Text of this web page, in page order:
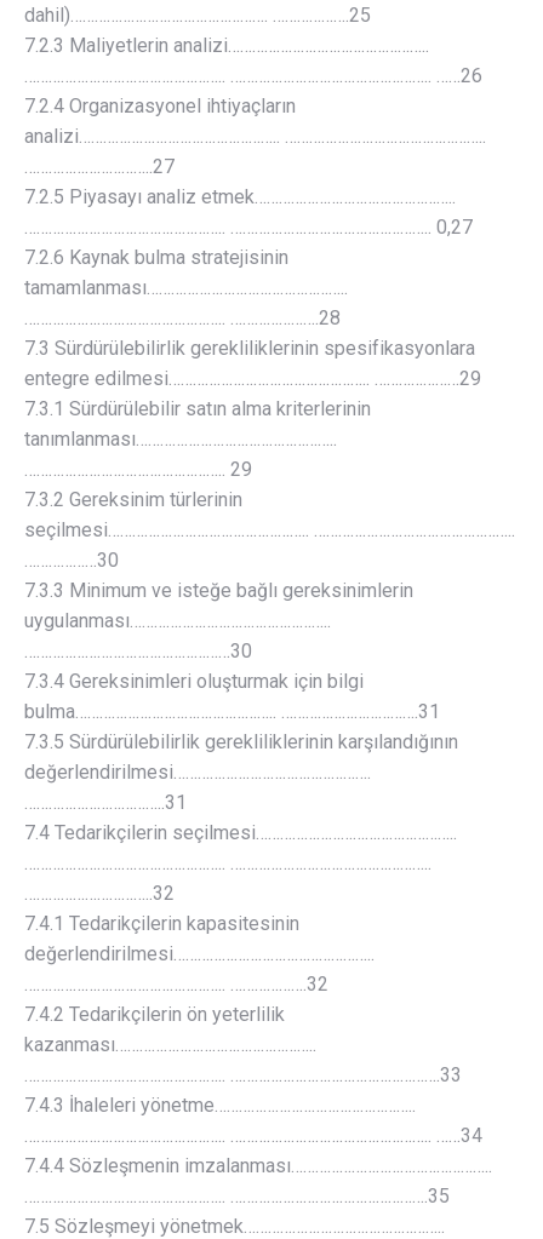
dahil)…………………………………………. ……………….25
7.2.3 Maliyetlerin analizi…………………………………………..
………………………………………….. ………………………………………….. ……26
7.2.4 Organizasyonel ihtiyaçların
analizi………………………………………….. …………………………………………..
…………………………..27
7.2.5 Piyasayı analiz etmek…………………………………………..
………………………………………….. ………………………………………….. 0,27
7.2.6 Kaynak bulma stratejisinin
tamamlanması…………………………………………..
………………………………………….. ………………….28
7.3 Sürdürülebilirlik gerekliliklerinin spesifikasyonlara
entegre edilmesi………………………………………….. …………………29
7.3.1 Sürdürülebilir satın alma kriterlerinin
tanımlanması…………………………………………..
………………………………………….. 29
7.3.2 Gereksinim türlerinin
seçilmesi………………………………………….. …………………………………………..
………………30
7.3.3 Minimum ve isteğe bağlı gereksinimlerin
uygulanması…………………………………………..
……………………………………………30
7.3.4 Gereksinimleri oluşturmak için bilgi
bulma………………………………………….. …………………………….31
7.3.5 Sürdürülebilirlik gerekliliklerinin karşılandığının
değerlendirilmesi………………………………………….
……………………………..31
7.4 Tedarikçilerin seçilmesi…………………………………………..
………………………………………….. …………………………………………..
…………………………..32
7.4.1 Tedarikçilerin kapasitesinin
değerlendirilmesi…………………………………………..
………………………………………….. ……………….32
7.4.2 Tedarikçilerin ön yeterlilik
kazanması…………………………………………..
………………………………………….. …………………………………………….33
7.4.3 İhaleleri yönetme…………………………………………..
………………………………………….. ………………………………………….. ……34
7.4.4 Sözleşmenin imzalanması…………………………………………..
………………………………………….. ………………………………………….35
7.5 Sözleşmeyi yönetmek…………………………………………..